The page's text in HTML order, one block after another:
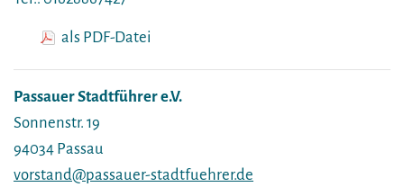
als PDF-Datei
Passauer Stadtführer e.V.
Sonnenstr. 19
94034 Passau
vorstand@passauer-stadtfuehrer.de